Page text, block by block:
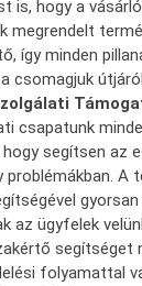
is, hogy a
megrendelt
így minden
csomagjuk
csapatunk
hogy segítsen az
problémákban. A
az ügyfelek
segítséget
folyamattal